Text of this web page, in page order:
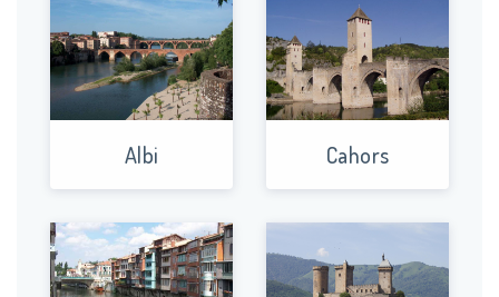
Albi Cahors